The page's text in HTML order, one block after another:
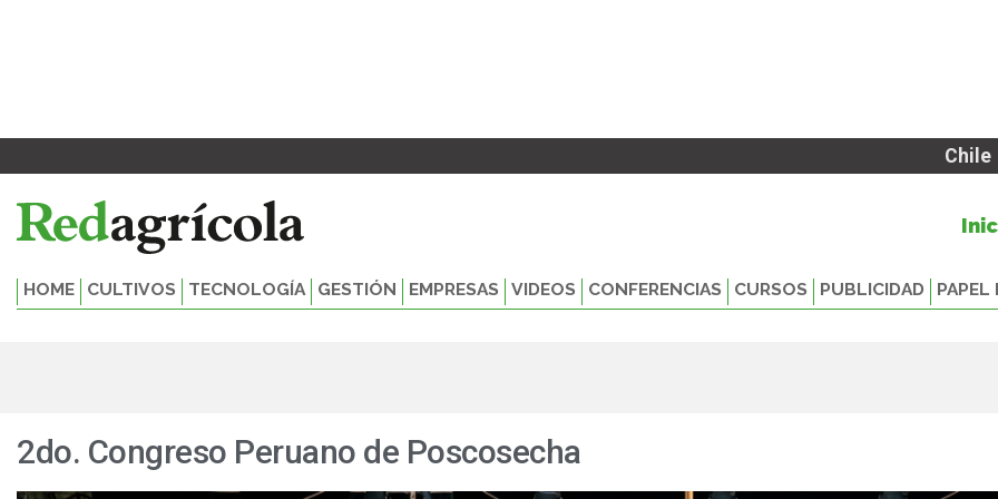
Chile
HOME CULTIVOS TECNOLOGÍA GESTIÓN EMPRESAS VIDEOS CONFERENCIAS CURSOS PUBLICIDAD PAPEL
2do. Congreso Peruano de Poscosecha